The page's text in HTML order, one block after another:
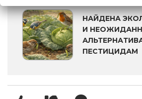
НАЙДЕНА
И
ПЕСТИЦИДАМ